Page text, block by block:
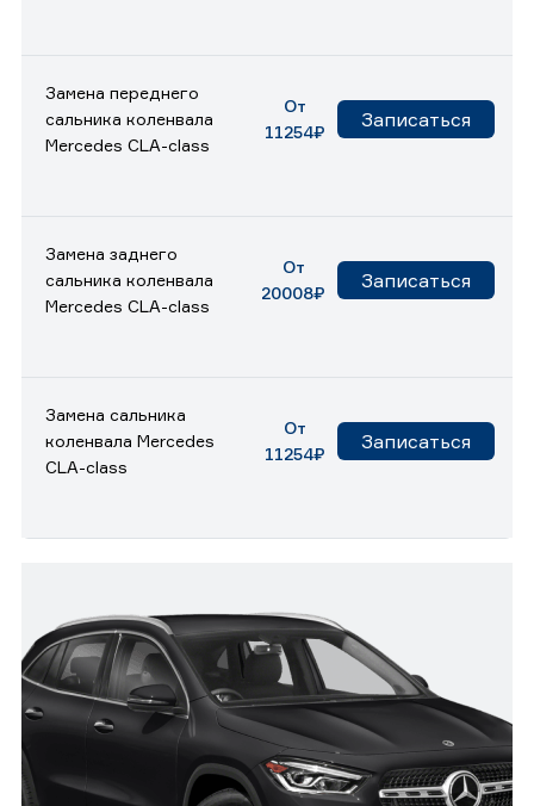
Замена переднего
сальника коленвала
Mercedes CLA-class
От
11254₽
Записаться
Замена заднего
сальника коленвала
Mercedes CLA-class
От
20008₽
Записаться
Замена сальника
коленвала Mercedes
CLA-class
От
11254₽
Записаться